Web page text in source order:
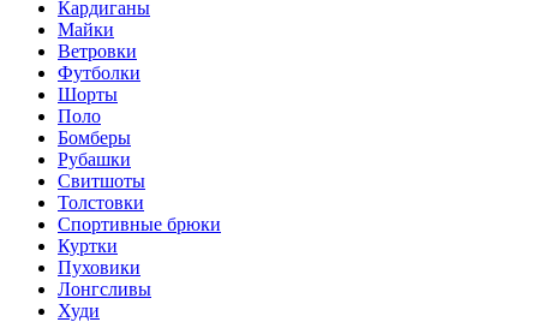
Кардиганы
Майки
Ветровки
Футболки
Шорты
Поло
Бомберы
Рубашки
Свитшоты
Толстовки
Спортивные брюки
Куртки
Пуховики
Лонгсливы
Худи